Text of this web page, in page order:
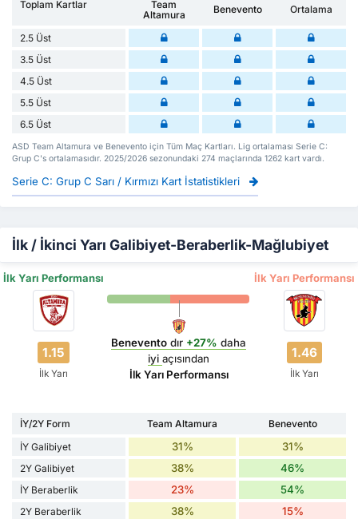
Toplam Kartlar
Team
Altamura
Benevento Ortalama
2.5 Üst
3.5 Üst
4.5 Üst
5.5 Üst
6.5 Üst
ASD Team Altamura ve Benevento için Tüm Maç Kartları. Lig ortalaması Serie C:
Grup C's ortalamasıdır. 2025/2026 sezonundaki 274 maçlarında 1262 kart vardı.
Serie C: Grup C Sarı / Kırmızı Kart İstatistikleri
İlk / İkinci Yarı Galibiyet-Beraberlik-Mağlubiyet
İlk Yarı Performansı İlk Yarı Performansı
1.15
İlk Yarı
Benevento dır +27% daha
iyiaçısından
İlk Yarı Performansı
1.46
İlk Yarı
İY/2Y Form Team Altamura
Benevento
İY Galibiyet
31% 31%
2Y Galibiyet 38% 46%
İY Beraberlik 23% 54%
2Y Beraberlik 38% 15%